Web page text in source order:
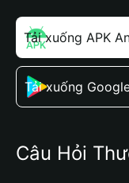
Tải xuống APK
Tải xuống
Câu Hỏi